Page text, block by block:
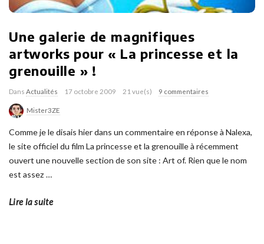
Une galerie de magnifiques
artworks pour « La princesse et la
grenouille » !
Dans Actualités 17 octobre 2009 21 vue(s) 9 commentaires
Mister3ZE
Comme je le disais hier dans un commentaire en réponse à Nalexa,
le site officiel du film La princesse et la grenouille à récemment
ouvert une nouvelle section de son site : Art of. Rien que le nom
est assez …
Lire la suite